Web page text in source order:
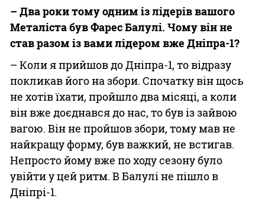
– Два роки тому одним із лідерів вашого
Металіста був Фарес Балулі. Чому він не
став разом із вами лідером вже Дніпра-1?
– Коли я прийшов до Дніпра-1, то відразу
покликав його на збори. Спочатку він щось
не хотів їхати, пройшло два місяці, а коли
він вже доєднався до нас, то був із зайвою
вагою. Він не пройшов збори, тому мав не
найкращу форму, був важкий, не встигав.
Непросто йому вже по ходу сезону було
увійти у цей ритм. В Балулі не пішло в
Дніпрі-1.